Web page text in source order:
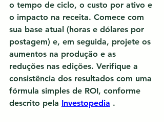
o tempo de ciclo, o custo por ativo e
o impacto na receita. Comece com
sua base atual (horas e dólares por
postagem) e, em seguida, projete os
aumentos na produção e as
reduções nas edições. Verifique a
consistência dos resultados com uma
fórmula simples de ROI, conforme
descrito pela Investopedia .